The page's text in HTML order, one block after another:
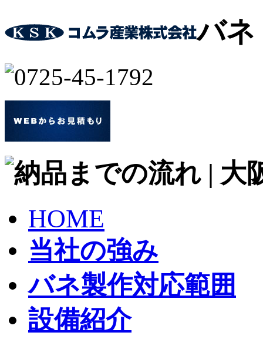
バネ
HOME
当社の強み
バネ製作対応範囲
設備紹介